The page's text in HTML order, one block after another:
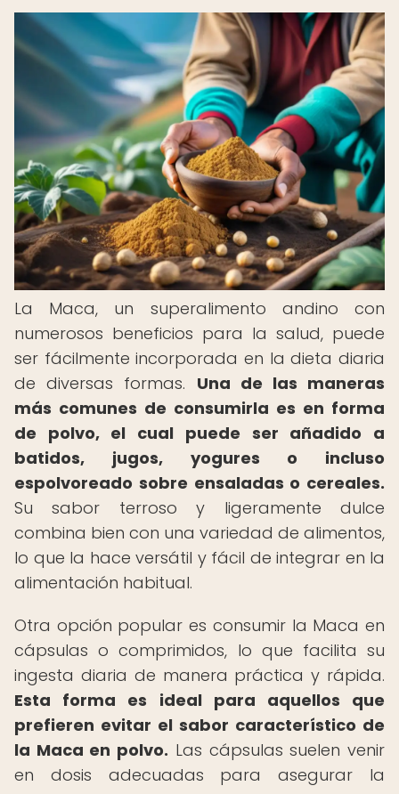
La Maca, un superalimento andino con
numerosos beneficios para la salud, puede
ser fácilmente incorporada en la dieta diaria
de diversas formas. Una de las maneras
más comunes de consumirla es en forma
de polvo, el cual puede ser añadido a
batidos, jugos, yogures o incluso
espolvoreado sobre ensaladas o cereales.
Su sabor terroso y ligeramente dulce
combina bien con una variedad de alimentos,
lo que la hace versátil y fácil de integrar en la
alimentación habitual.
Otra opción popular es consumir la Maca en
cápsulas o comprimidos, lo que facilita su
ingesta diaria de manera práctica y rápida.
Esta forma es ideal para aquellos que
prefieren evitar el sabor característico de
la Maca en polvo. Las cápsulas suelen venir
en dosis adecuadas para asegurar la